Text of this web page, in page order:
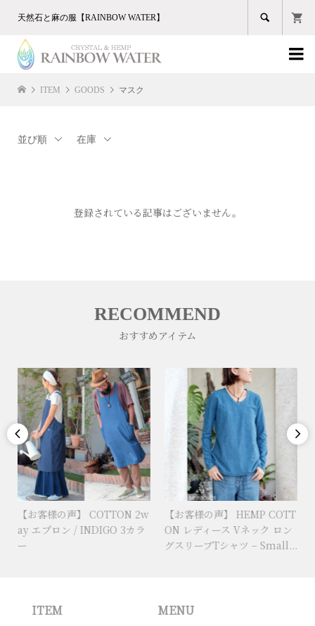
天然石と麻の服【RAINBOW WATER】 

ITEM GOODS マスク
並び順 在庫
登録されている記事はございません。
RECOMMEND
おすすめアイテム

【お客様の声】 COTTON 2w
ay エプロン / INDIGO 3カラ
ー
【お客様の声】 HEMP COTT
ON レディース Vネック ロン
グスリーブTシャツ – Small...

ITEM MENU